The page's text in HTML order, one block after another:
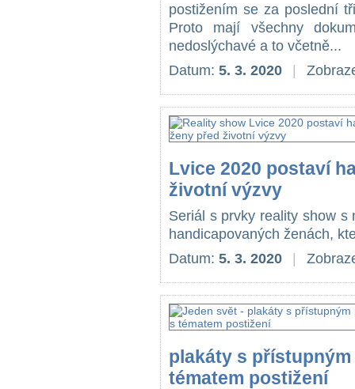
postižením se za poslední
Proto mají všechny
nedoslýchavé a to včetně...
Datum: 5. 3. 2020
Lvice 2020 postaví
životní výzvy
Seriál s prvky reality show s
handicapovaných ženách,
Datum: 5. 3. 2020
plakáty s
tématem postižení